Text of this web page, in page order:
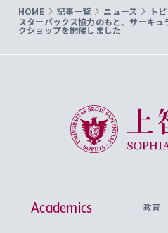
HOME 記事一覧 ニュース
ト
スターバックス協力のもと、サーキ
クショップを開催しました
上智大学
Academics 教育